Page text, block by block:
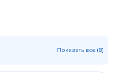
Показать все (8)